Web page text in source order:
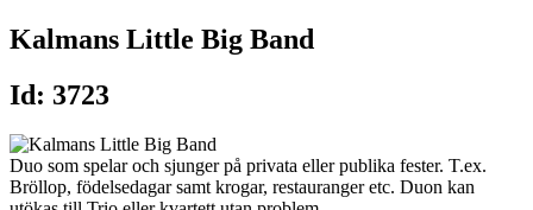
Kalmans Little Big Band
Id: 3723
Duo som spelar och sjunger på privata eller publika fester. T.ex.
Bröllop, födelsedagar samt krogar, restauranger etc. Duon kan